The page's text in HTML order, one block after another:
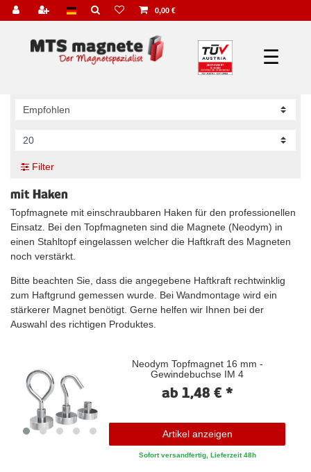
0,00 €
☰
Filter
mit Haken
Topfmagnete mit einschraubbaren Haken für den professionellen
Einsatz. Bei den Topfmagneten sind die Magnete (Neodym) in
einen Stahltopf eingelassen welcher die Haftkraft des Magneten
noch verstärkt.
Bitte beachten Sie, dass die angegebene Haftkraft rechtwinklig
zum Haftgrund gemessen wurde. Bei Wandmontage wird ein
stärkerer Magnet benötigt. Gerne helfen wir Ihnen bei der
Auswahl des richtigen Produktes.
Neodym Topfmagnet 16 mm -
Gewindebuchse IM 4
ab 1,48 € *
Artikel anzeigen
Sofort versandfertig, Lieferzeit 48h